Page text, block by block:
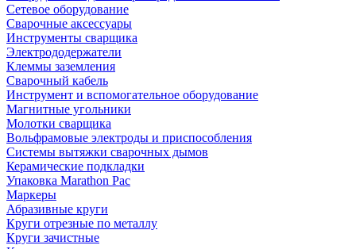
Сетевое оборудование
Сварочные аксессуары
Инструменты сварщика
Электрододержатели
Клеммы заземления
Сварочный кабель
Инструмент и вспомогательное оборудование
Магнитные угольники
Молотки сварщика
Вольфрамовые электроды и приспособления
Системы вытяжки сварочных дымов
Керамические подкладки
Упаковка Marathon Pac
Маркеры
Абразивные круги
Круги отрезные по металлу
Круги зачистные